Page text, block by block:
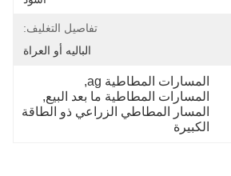
تفاصيل التغليف:
الباليه أو العراة
المسارات المطاطية ag
,
المسارات المطاطية ما بعد البيع,
الكبيرة